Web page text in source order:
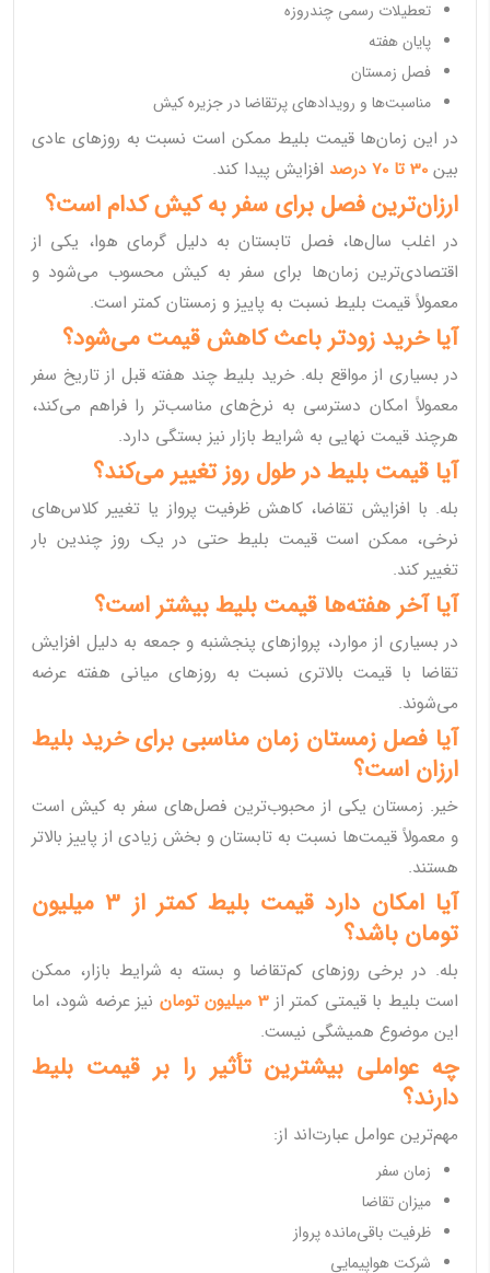
تعطیلات رسمی چندروزه
پایان هفته
فصل زمستان
مناسبت‌ها و رویدادهای پرتقاضا در جزیره کیش
در این زمان‌ها قیمت بلیط ممکن است نسبت به روزهای عادی
بین 30 تا 70 درصد افزایش پیدا کند.
ارزان‌ترین فصل برای سفر به کیش کدام است؟
در اغلب سال‌ها، فصل تابستان به دلیل گرمای هوا، یکی از
اقتصادی‌ترین زمان‌ها برای سفر به کیش محسوب می‌شود و
معمولاً قیمت بلیط نسبت به پاییز و زمستان کمتر است.
آیا خرید زودتر باعث کاهش قیمت می‌شود؟
در بسیاری از مواقع بله. خرید بلیط چند هفته قبل از تاریخ سفر
معمولاً امکان دسترسی به نرخ‌های مناسب‌تر را فراهم می‌کند،
هرچند قیمت نهایی به شرایط بازار نیز بستگی دارد.
آیا قیمت بلیط در طول روز تغییر می‌کند؟
بله. با افزایش تقاضا، کاهش ظرفیت پرواز یا تغییر کلاس‌های
نرخی، ممکن است قیمت بلیط حتی در یک روز چندین بار
تغییر کند.
آیا آخر هفته‌ها قیمت بلیط بیشتر است؟
در بسیاری از موارد، پروازهای پنجشنبه و جمعه به دلیل افزایش
تقاضا با قیمت بالاتری نسبت به روزهای میانی هفته عرضه
می‌شوند.
آیا فصل زمستان زمان مناسبی برای خرید بلیط
ارزان است؟
خیر. زمستان یکی از محبوب‌ترین فصل‌های سفر به کیش است
و معمولاً قیمت‌ها نسبت به تابستان و بخش زیادی از پاییز بالاتر
هستند.
آیا امکان دارد قیمت بلیط کمتر از 3 میلیون
تومان باشد؟
بله. در برخی روزهای کم‌تقاضا و بسته به شرایط بازار، ممکن
است بلیط با قیمتی کمتر از3 میلیون تومان
نیز عرضه شود، اما
این موضوع همیشگی نیست.
چه عواملی بیشترین تأثیر را بر قیمت بلیط
دارند؟
مهم‌ترین عوامل عبارت‌اند از:
زمان سفر
میزان تقاضا
ظرفیت باقی‌مانده پرواز
شرکت هواپیمایی